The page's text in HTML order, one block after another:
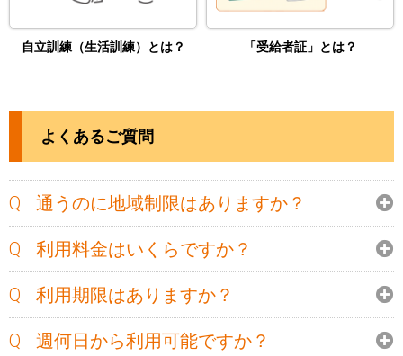
自立訓練（生活訓練）とは？ 「受給者証」とは？
よくあるご質問
通うのに地域制限はありますか？
利用料金はいくらですか？
利用期限はありますか？
週何日から利用可能ですか？